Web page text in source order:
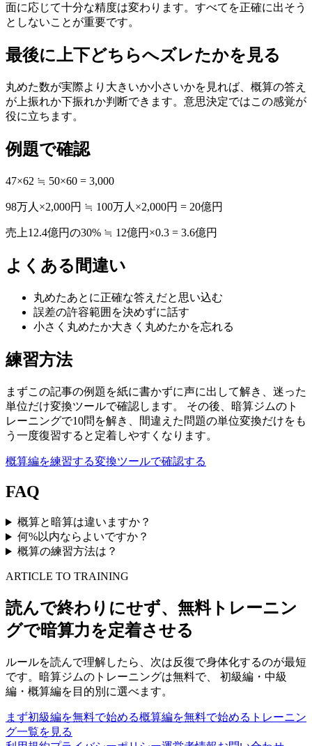
面に応じて十分な精度は変わります。すべてを正確に出そう
としないことが重要です。
最後に上下どちらへズレたかを見る
丸めた数が実際より大きいか小さいかを見れば、概算の答え
が上振れか下振れか判断できます。意思決定ではこの感覚が
役に立ちます。
例題で確認
47×62 ≒ 50×60 = 3,000
98万人×2,000円 ≒ 100万人×2,000円 = 20億円
売上12.4億円の30% ≒ 12億円×0.3 = 3.6億円
よくある間違い
丸めたあとに正確な答えだと思い込む
誤差の許容範囲を決めずに話す
小さく丸めたか大きく丸めたかを忘れる
練習方法
まずこの記事の例題を紙に書かずに声に出して解き、迷った
単位だけ変換ツールで確認します。 その後、暗算ジムのト
レーニングで10問を解き、間違えた問題の単位変換だけをも
う一度復習すると定着しやすくなります。
概算編を練習する変換ツールで確認する
FAQ
概算と暗算は違いますか？
何%以内ならよいですか？
概算の練習方法は？
ARTICLE TO TRAINING
読んで終わりにせず、無料トレーニン
グで暗算力を定着させる
ルールを読んで理解したら、次は反復で身体化するのが最短
です。暗算ジムのトレーニングは無料で、 初級編・中級
編・概算編を目的別に選べます。
まず初級編を無料で始める概算編を無料で始める トレーニン
グ一覧を見る